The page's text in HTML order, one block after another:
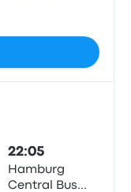
22:05
Hamburg
Central Bus